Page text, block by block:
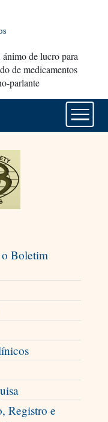
de lucro para
de medicamentos
parlante
o Boletim
Registro e